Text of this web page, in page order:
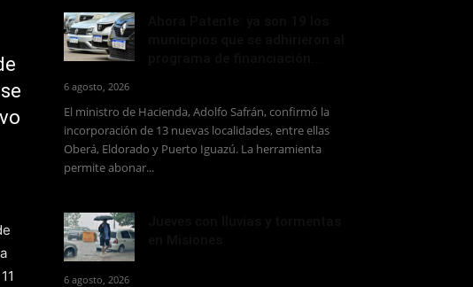
6 agosto, 2026
El ministro de Hacienda, Adolfo Safrán, confirmó la
incorporación de 13 nuevas localidades, entre ellas
Oberá, Eldorado y Puerto Iguazú. La herramienta
permite abonar...
6 agosto, 2026